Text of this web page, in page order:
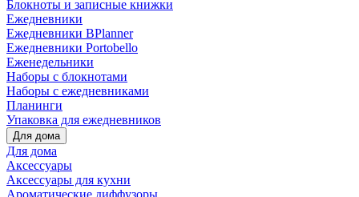
Блокноты и записные книжки
Ежедневники
Ежедневники BPlanner
Ежедневники Portobello
Еженедельники
Наборы с блокнотами
Наборы с ежедневниками
Планинги
Упаковка для ежедневников
Для дома
Для дома
Аксессуары
Аксессуары для кухни
Ароматические диффузоры